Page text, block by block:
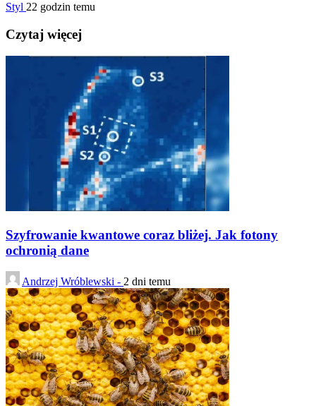
Styl 22 godzin temu
Czytaj więcej
Szyfrowanie kwantowe coraz bliżej. Jak fotony
ochronią dane
Andrzej Wróblewski - 2 dni temu